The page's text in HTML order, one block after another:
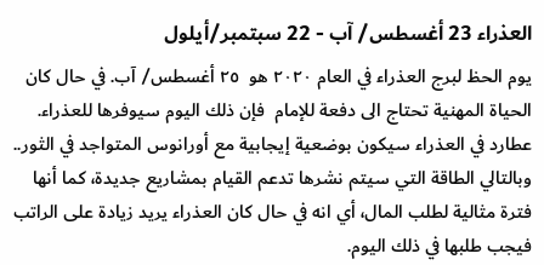
العذراء23أغسطس/آب-
22سبتمبر/أيلول
يوم الحظ لبرج العذراء في العام ٢٠٢٠ هو ٢٥ أغسطس /آب. في حال كان
الحياة المهنية تحتاج الى دفعة للإمام فإن ذلك اليوم سيوفرها للعذراء.
عطارد في العذراء سيكون بوضعية إيجابية مع أورانوس المتواجد في الثور..
وبالتالي الطاقة التي سيتم نشرها تدعم القيام بمشاريع جديدة، كما أنها
فترة مثالية لطلب المال، أي انه في حال كان العذراء يريد زيادة على الراتب
فيجب طلبها في ذلك اليوم.